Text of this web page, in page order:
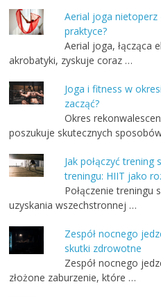
Aerial joga
praktyce?
Aerial joga, łącząca
akrobatyki, zyskuje coraz …
Joga i fitness w
zacząć?
Okres
poszukuje skutecznych
Jak połączyć trening
treningu: HIIT jako
Połączenie treningu
uzyskania wszechstronnej …
Zespół nocnego
skutki zdrowotne
Zespół nocnego
złożone zaburzenie, które …